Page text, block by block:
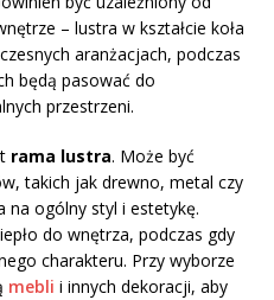
– lustra w kształcie koła
aranżacjach, podczas
będą pasować do
przestrzeni.
rama lustra. Może być
takich jak drewno, metal czy
na ogólny styl i estetykę.
do wnętrza, podczas gdy
charakteru. Przy wyborze
mebli i innych dekoracji, aby